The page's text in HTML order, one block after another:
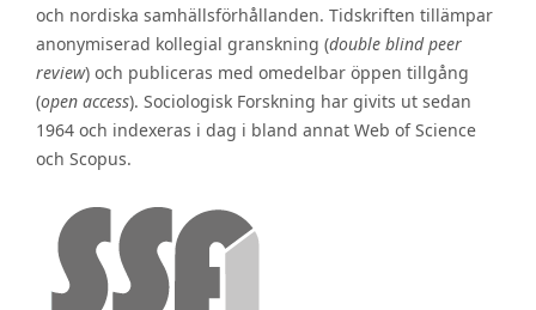
och nordiska samhällsförhållanden. Tidskriften tillämpar
anonymiserad kollegial granskning (double blind peer
review) och publiceras med omedelbar öppen tillgång
(open access). Sociologisk Forskning har givits ut sedan
1964 och indexeras i dag i bland annat Web of Science
och Scopus.